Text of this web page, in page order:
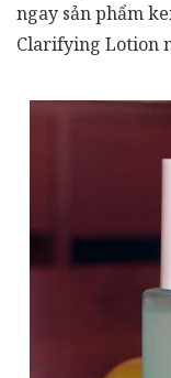
ngay sản phẩm
Clarifying Lotion